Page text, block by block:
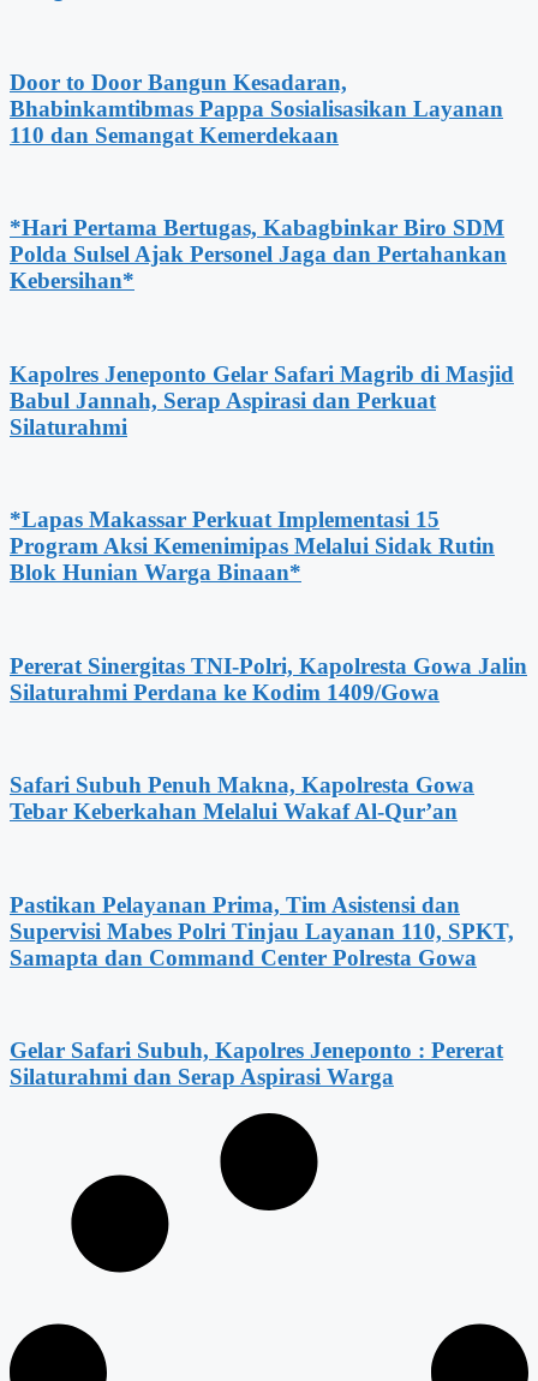
Door to Door Bangun Kesadaran,
Bhabinkamtibmas Pappa Sosialisasikan Layanan
110 dan Semangat Kemerdekaan
*Hari Pertama Bertugas, Kabagbinkar Biro SDM
Polda Sulsel Ajak Personel Jaga dan Pertahankan
Kebersihan*
Kapolres Jeneponto Gelar Safari Magrib di Masjid
Babul Jannah, Serap Aspirasi dan Perkuat
Silaturahmi
*Lapas Makassar Perkuat Implementasi 15
Program Aksi Kemenimipas Melalui Sidak Rutin
Blok Hunian Warga Binaan*
Pererat Sinergitas TNI-Polri, Kapolresta Gowa Jalin
Silaturahmi Perdana ke Kodim 1409/Gowa
Safari Subuh Penuh Makna, Kapolresta Gowa
Tebar Keberkahan Melalui Wakaf Al-Qur’an
Pastikan Pelayanan Prima, Tim Asistensi dan
Supervisi Mabes Polri Tinjau Layanan 110, SPKT,
Samapta dan Command Center Polresta Gowa
Gelar Safari Subuh, Kapolres Jeneponto : Pererat
Silaturahmi dan Serap Aspirasi Warga